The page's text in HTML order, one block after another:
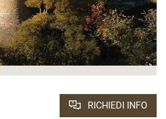
RICHIEDI INFO